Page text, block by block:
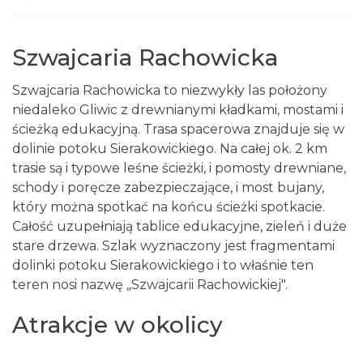
Szwajcaria Rachowicka
Szwajcaria Rachowicka to niezwykły las położony
niedaleko Gliwic z drewnianymi kładkami, mostami i
ścieżką edukacyjną. Trasa spacerowa znajduje się w
dolinie potoku Sierakowickiego. Na całej ok. 2 km
trasie są i typowe leśne ścieżki, i pomosty drewniane,
schody i poręcze zabezpieczające, i most bujany,
który można spotkać na końcu ścieżki spotkacie.
Całość uzupełniają tablice edukacyjne, zieleń i duże
stare drzewa. Szlak wyznaczony jest fragmentami
dolinki potoku Sierakowickiego i to właśnie ten
teren nosi nazwę „Szwajcarii Rachowickiej".
Atrakcje w okolicy